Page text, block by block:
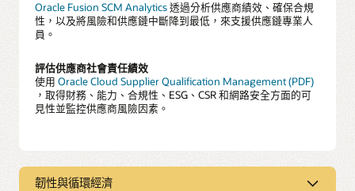
Oracle Fusion SCM Analytics透過分析供應商績效、確保合規
性，以及將風險和供應鏈中斷降到最低，來支援供應鏈專業人
員。
評估供應商社會責任績效
使用 Oracle Cloud Supplier Qualification Management (PDF)
，取得財務、能力、合規性、ESG、CSR 和網路安全方面的可
見性並監控供應商風險因素。
韌性與循環經濟